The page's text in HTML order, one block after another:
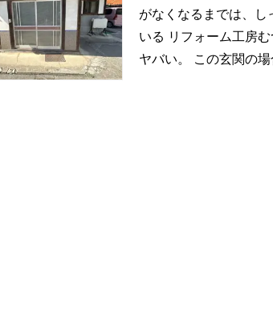
がなくなるまでは、し
いる リフォーム工房
ヤバい。 この玄関の